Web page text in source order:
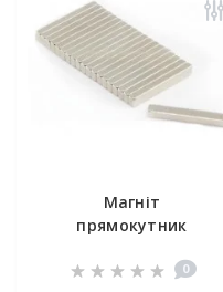
Магніт
прямокутник
0